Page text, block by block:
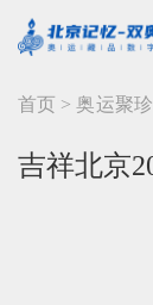
首页 > 奥运聚珍
吉祥北京